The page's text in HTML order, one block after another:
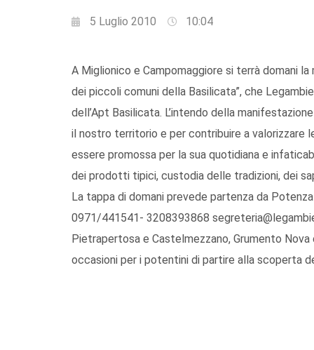
5 Luglio 2010 10:04
A Miglionico e Campomaggiore si terrà domani
dei piccoli comuni della Basilicata”, che
dell’Apt Basilicata. L’intendo della
il nostro territorio e per contribuire a valorizzare
essere promossa per la sua quotidiana e
dei prodotti tipici, custodia delle tradizioni, dei
La tappa di domani prevede partenza da
0971/441541- 3208393868
Pietrapertosa e Castelmezzano, Grumento
occasioni per i potentini di partire alla scoperta